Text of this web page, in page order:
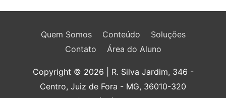
Quem Somos Conteúdo
Soluções
Contato
Área do Aluno
Copyright © 2026
| R. Silva Jardim, 346 -
Centro, Juiz de Fora - MG, 36010-320